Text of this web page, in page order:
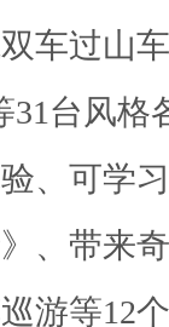
车过山
31台风
、可学
、带来
游等12